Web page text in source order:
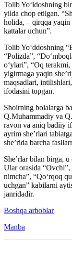
Tolib Yo‘ldoshning
yilda chop etilgan.
holida, – qirqqa yaqin
kattalar uchun”.
Tolib Yo‘ddoshning
“Polizda”,
o‘ylari”, “Oq
yigirmaga yaqin
maqsadlari,
ifodasini topgan.
Shoirning bolalarga
Q.Muhammadiy va
ravon va aniq badiiy
ayrim she’rlari
she’rida barcha
She’rlar bilan birga,
Ular orasida
nimcha”, “Qo‘rqoq
uchgan” kabilarni
janridadir.
Boshqa arboblar
Manba